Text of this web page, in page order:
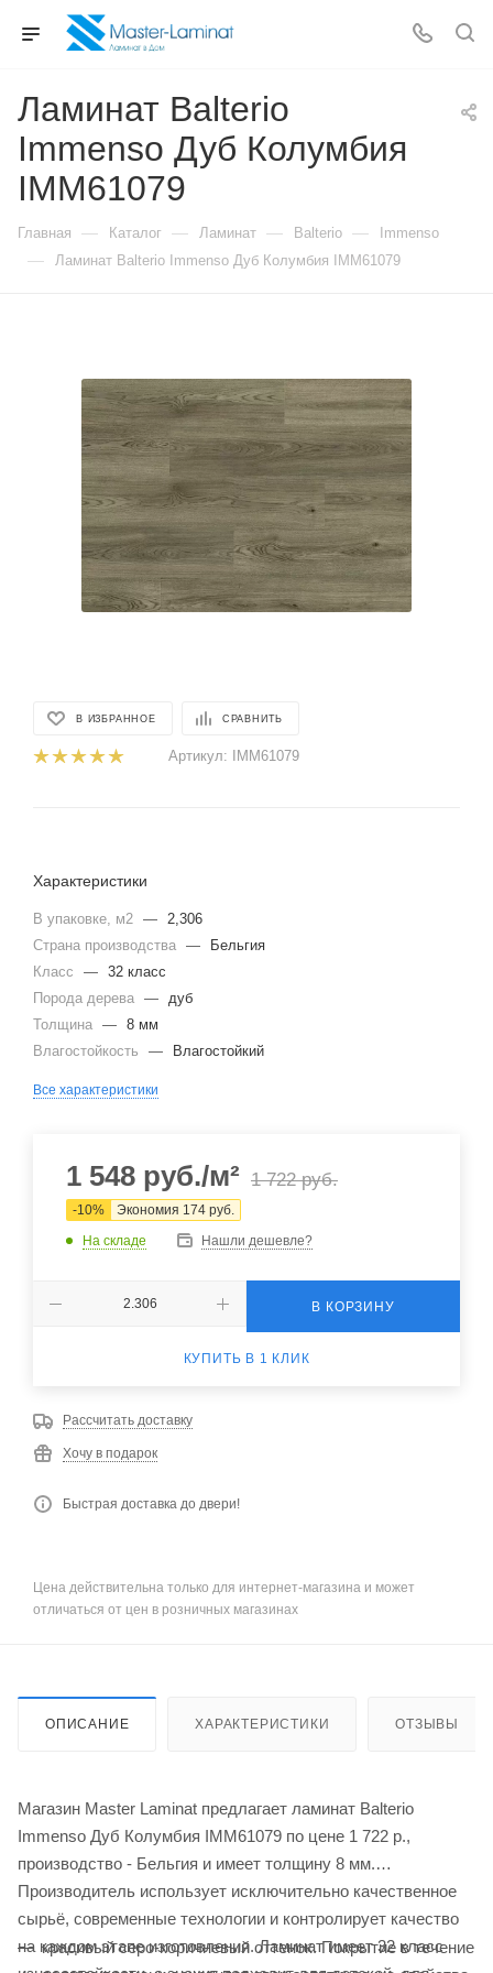
Ламинат Balterio
Immenso Дуб Колумбия
IMM61079
Главная — Каталог — Ламинат — Balterio — Immenso
— Ламинат Balterio Immenso Дуб Колумбия IMM61079
В ИЗБРАННОЕ СРАВНИТЬ
Артикул: IMM61079
Характеристики
В упаковке, м2 — 2,306
Страна производства —
Бельгия
Класс
— 32 класс
Порода дерева — дуб
Толщина — 8 мм
Влагостойкость
— Влагостойкий
Все характеристики
1 548 руб./м² 1 722руб.
-10% Экономия 174 руб.
На складе
Нашли дешевле?
В КОРЗИНУ
КУПИТЬ В 1 КЛИК
Рассчитать доставку
Хочу в подарок
Быстрая доставка до двери!
Цена действительна только для интернет-магазина и может
отличаться от цен в розничных магазинах
ОПИСАНИЕ ХАРАКТЕРИСТИКИ ОТЗЫВЫ
Магазин Master Laminat предлагает ламинат Balterio
Immenso Дуб Колумбия IMM61079 по цене 1 722 р.,
производство - Бельгия и имеет толщину 8 мм.
Производитель использует исключительно качественное
сырьё, современные технологии и контролирует качество
на каждом этапе изготовления. Ламинат имеет 32 класс
красивый серо-коричневый оттенок. Покрытие в течение